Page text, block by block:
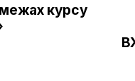
курсу